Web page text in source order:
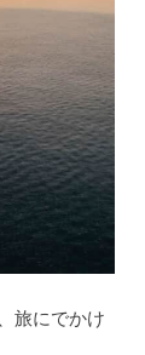
旅にでかけ